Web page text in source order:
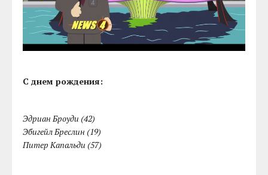
С днем рождения:
Эдриан Броуди (42)
Эбигейл Бреслин (19)
Питер Капальди (57)